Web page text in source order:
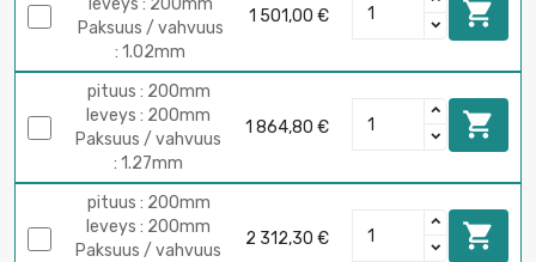
leveys : 200mm
Paksuus / vahvuus
: 1.02mm
1 501,00 € 
pituus : 200mm
leveys : 200mm
Paksuus / vahvuus
: 1.27mm
1 864,80 € 
pituus : 200mm
leveys : 200mm
Paksuus / vahvuus
2 312,30 € 